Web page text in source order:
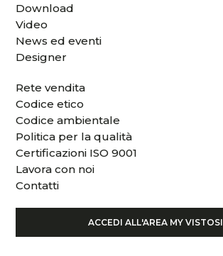
Download
Video
News ed eventi
Designer
Rete vendita
Codice etico
Codice ambientale
Politica per la qualità
Certificazioni ISO 9001
Lavora con noi
Contatti
ACCEDI ALL'AREA MY VISTOSI